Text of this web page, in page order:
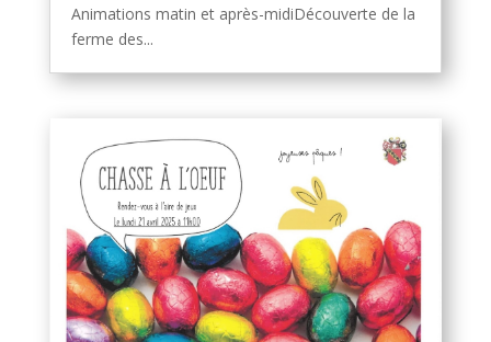
Animations matin et après-midiDécouverte de la
ferme des...